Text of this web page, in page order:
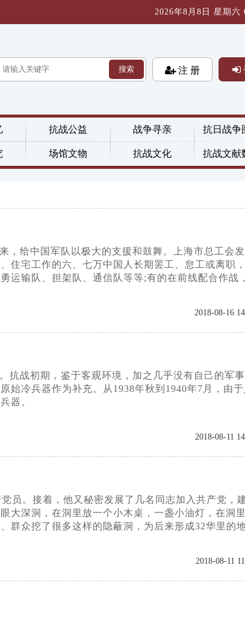
2026年8月8日 星期六
搜索 注 册
抗战公益 战争寻亲 抗日战争
场馆文物 抗战文化 抗战文献
，给中国军队以极大的支援和鼓舞。上海市总工会
住宅工作的六、七万中国人长期罢工、怠工或离职
运输队、担架队、通信队等等;有的在前线配合作战
2018-08-16
抗战初期，鉴于客观环境，加之几乎没有自己的军
始冷兵器作为补充。从1938年秋到1940年7月，由
器。
2018-08-11
员。接着，他又秘密发展了几名同志加入共产党，
大深洞，在洞里放一个小木桌，一盏小油灯，在洞
群众挖了很多这样的隐蔽洞，为后来形成32华里的
2018-08-11